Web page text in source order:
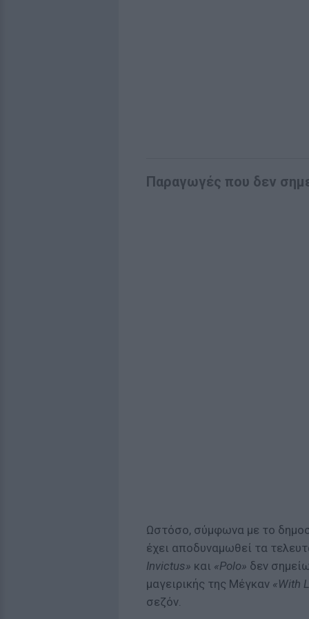
Παραγωγές που δεν
Ωστόσο, σύμφωνα με το
έχει αποδυναμωθεί τα
Invictus» και «Polo» δεν
μαγειρικής της Μέγκαν «With
σεζόν.